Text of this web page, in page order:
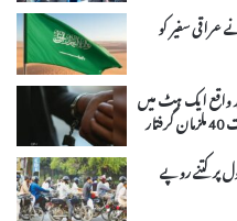
سفیر کو
واقع ایک ہٹ میں
پر کتنے روپے